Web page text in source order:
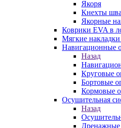
Якоря
Кнехты
Якорные
Коврики EVA в
Мягкие
Навигационные
Назад
Круговые
Бортовые
Кормовые
Осушительная
Назад
Дренажные